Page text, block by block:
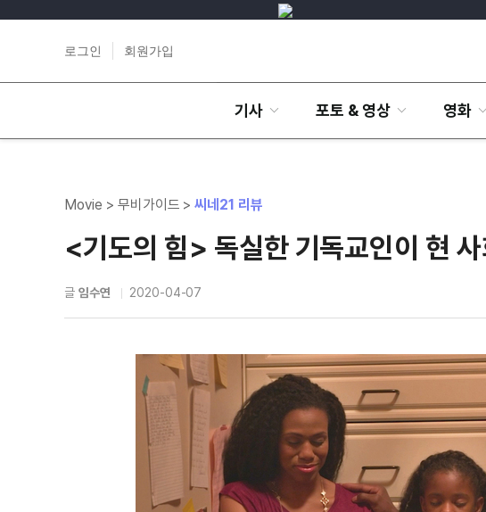
로그인 회원가입
기사 포토 & 영상 영화
Movie > 무비가이드 >씨네21 리뷰
<기도의 힘> 독실한 기독교인이 현
글 임수연 2020-04-07